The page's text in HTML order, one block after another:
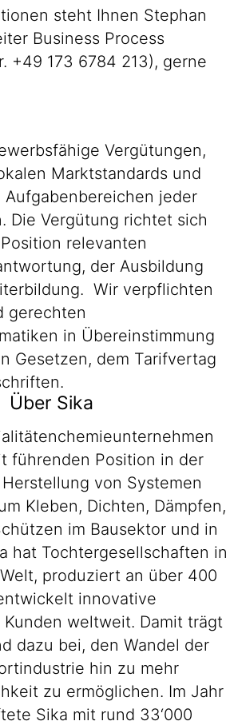
steht Ihnen Stephan
Business Process
+49 173 6784 213), gerne
Vergütungen,
Marktstandards und
jeder
Die Vergütung richtet sich
relevanten
der Ausbildung
Wir verpflichten
gerechten
in Übereinstimmung
Gesetzen, dem Tarifvertag
Über Sika
führenden Position in der
von Systemen
Kleben, Dichten, Dämpfen,
im Bausektor und in
hat Tochtergesellschaften in
produziert an über 400
innovative
weltweit. Damit trägt
dazu bei, den Wandel der
hin zu mehr
zu ermöglichen. Im Jahr
Sika mit rund 33‘000